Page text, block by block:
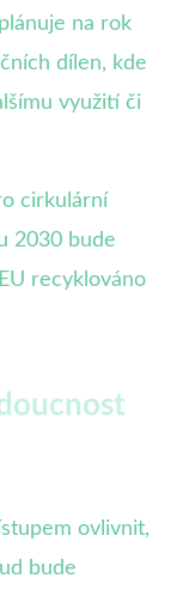
na rok
dílen, kde
využití či
cirkulární
2030 bude
recyklováno
ovlivnit,
bude